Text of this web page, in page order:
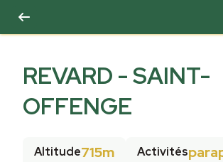
REVARD - SAINT-
OFFENGE
Altitude715m Activités